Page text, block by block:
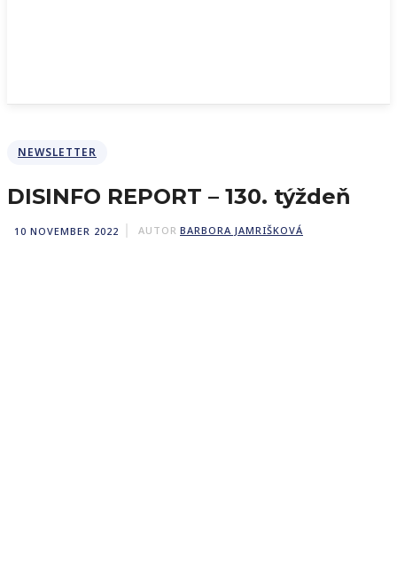
NEWSLETTER
DISINFO REPORT – 130. týždeň
10 NOVEMBER 2022 AUTOR BARBORA JAMRIŠKOVÁ